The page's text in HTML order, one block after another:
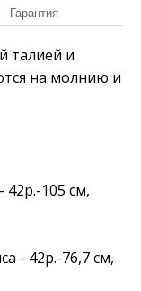
Гарантия
талией и
на молнию и
105 см,
- 42р.-76,7 см,